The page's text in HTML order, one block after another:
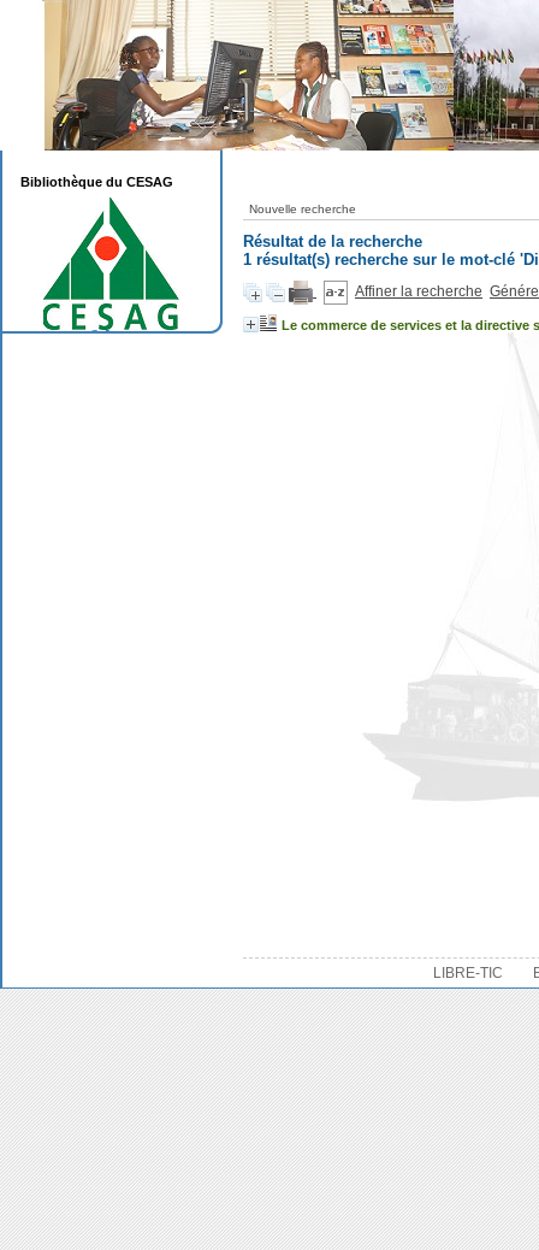
Nouvelle recherche
Résultat de la recherche
1 résultat(s) recherche sur le mot-clé
Affiner la recherche
Le commerce de services et la directive
LIBRE-TIC
Bibliothèque du CESAG